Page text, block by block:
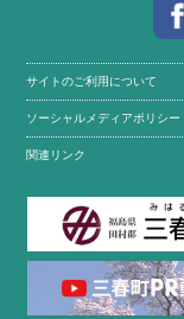
サイトのご利用について
ソーシャルメディアポリシー
関連リンク